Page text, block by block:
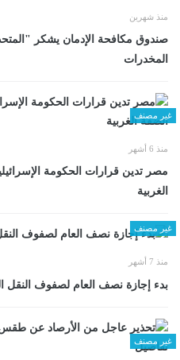
منذ شهرين
صندوق مكافحة الإدمان يشكر
المخدرات
غير مصنف
منذ 6 أشهر
مصر تدين قرارات الحكومة
الغربية
غير مصنف
منذ 7 أشهر
بدء إجازة نصف العام لصفوف النقل اليوم..
غير مصنف